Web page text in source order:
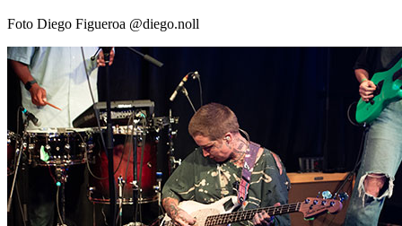
Foto Diego Figueroa @diego.noll